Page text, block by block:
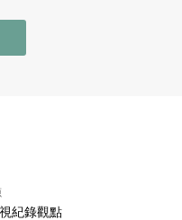
紀錄觀點